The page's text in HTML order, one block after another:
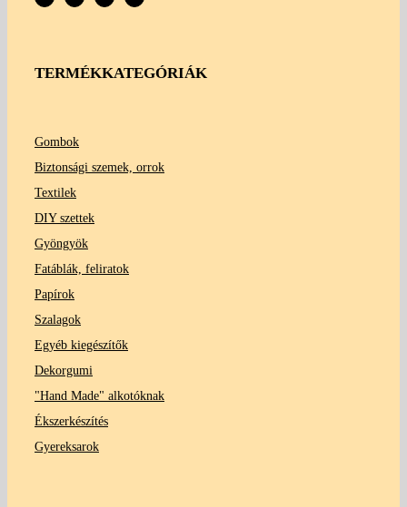
TERMÉKKATEGÓRIÁK
Gombok
Biztonsági szemek, orrok
Textilek
DIY szettek
Gyöngyök
Fatáblák, feliratok
Papírok
Szalagok
Egyéb kiegészítők
Dekorgumi
"Hand Made" alkotóknak
Ékszerkészítés
Gyereksarok